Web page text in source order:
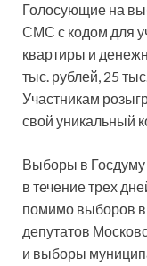
Голосующие на
СМС с кодом для
квартиры и
тыс. рублей, 25
Участникам
свой уникальный
Выборы в Госдуму
в течение трех
помимо выборов
депутатов
и выборы